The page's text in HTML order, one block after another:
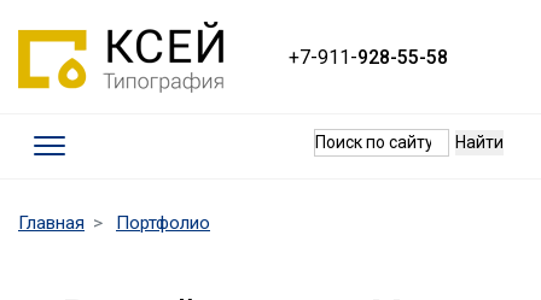
+7-911-928-55-58
Требования к макетам
Главная Портфолио